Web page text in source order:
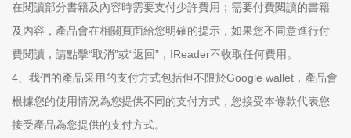
在閱讀部分書籍及內容時需要支付少許費用；需要付費閱讀的書籍
及內容，產品會在相關頁面給您明確的提示，如果您不同意進行付
費閱讀，請點擊“取消”或“返回”，IReader不收取任何費用。
4、我們的產品采用的支付方式包括但不限於Google wallet，產品會
根據您的使用情況為您提供不同的支付方式，您接受本條款代表您
接受產品為您提供的支付方式。